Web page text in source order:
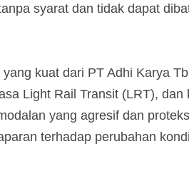
syarat dan tidak dapat
kuat dari PT Adhi Karya
Light Rail Transit (LRT), dan
yang agresif dan
terhadap perubahan